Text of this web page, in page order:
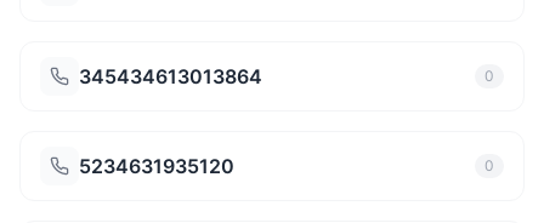
345434613013864 0
5234631935120 0